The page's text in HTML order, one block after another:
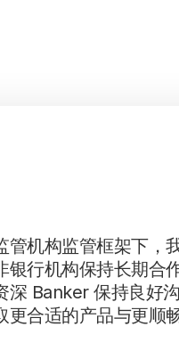
管机构监管框架下，
银行机构保持长期合
深 Banker 保持良好
更合适的产品与更顺